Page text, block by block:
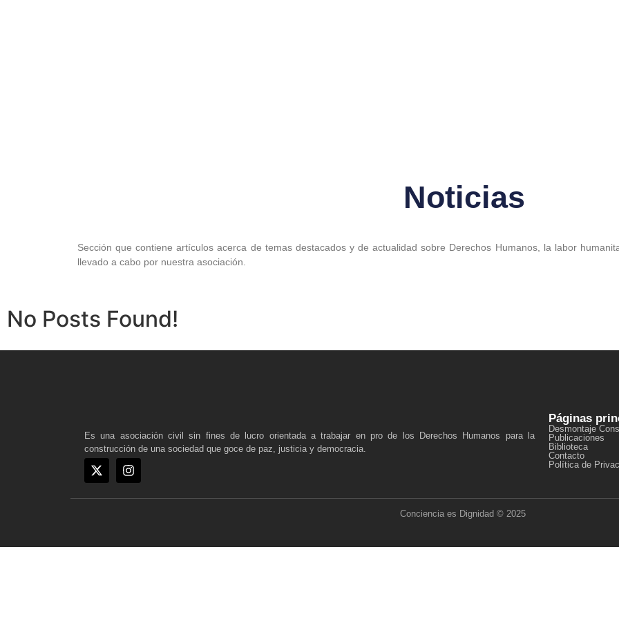
Noticias
Sección que contiene artículos acerca de temas destacados y de actualidad sobre Derechos Humanos, la labor
llevado a cabo por nuestra asociación.
No Posts Found!
Es una asociación civil sin fines de lucro orientada a trabajar en pro de los Derechos Humanos para la
construcción de una sociedad que goce de paz, justicia y democracia.
Páginas
Desmontaje
Publicaciones
Biblioteca
Contacto
Política de
Conciencia es Dignidad © 2025